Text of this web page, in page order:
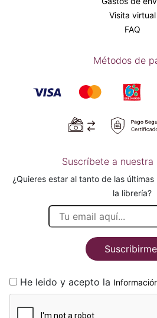
Visita virtual
FAQ
Métodos de
Suscríbete a
¿Quieres estar al tanto de las
la librería?
Suscribirme
He leido y acepto la